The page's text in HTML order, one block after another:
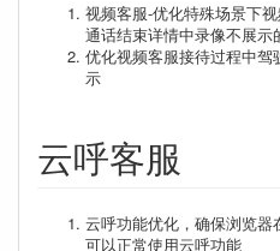
视频客服-优化特殊场景下
通话结束详情中录像不展示
优化视频客服接待过程中
示
云呼客服
云呼功能优化，确保浏览
可以正常使用云呼功能